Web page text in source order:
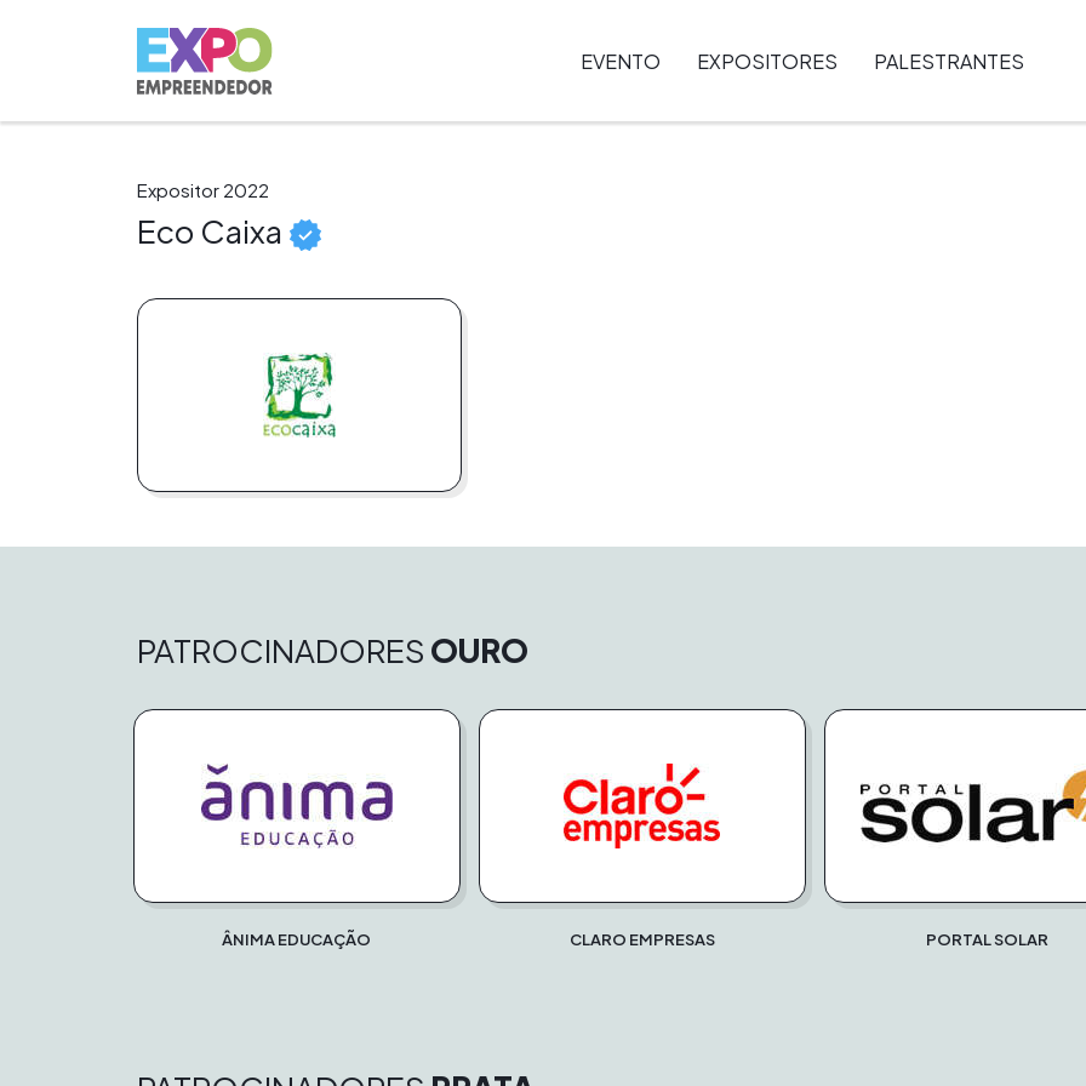
EVENTO EXPOSITORES PALESTRANTES
Expositor 2022
Eco Caixa
PATROCINADORES OURO
ÂNIMA EDUCAÇÃO CLARO EMPRESAS PORTAL SOLAR